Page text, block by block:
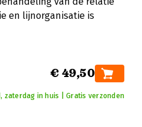
en lijnorganisatie is
€ 49,50
zaterdag in huis | Gratis verzonden